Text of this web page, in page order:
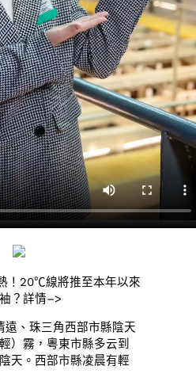
！20℃線將推至本年以來
？詳情–>
遠、珠三角西部市縣陰天
）霧，粵東市縣多云到
天。西部市縣凌晨有輕